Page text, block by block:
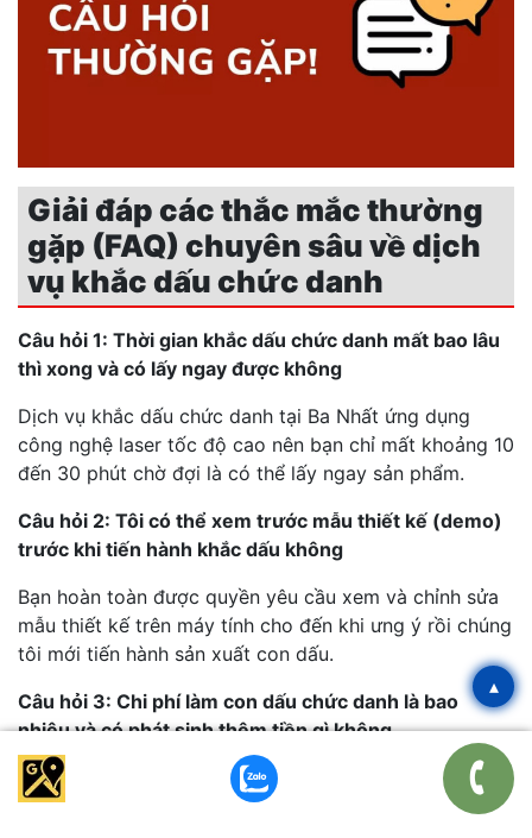
Giải đáp các thắc mắc thường
gặp (FAQ) chuyên sâu về dịch
vụ khắc dấu chức danh
Câu hỏi 1: Thời gian khắc dấu chức danh mất bao lâu
thì xong và có lấy ngay được không
Dịch vụ khắc dấu chức danh tại Ba Nhất ứng dụng
công nghệ laser tốc độ cao nên bạn chỉ mất khoảng 10
đến 30 phút chờ đợi là có thể lấy ngay sản phẩm.
Câu hỏi 2: Tôi có thể xem trước mẫu thiết kế (demo)
trước khi tiến hành khắc dấu không
Bạn hoàn toàn được quyền yêu cầu xem và chỉnh sửa
mẫu thiết kế trên máy tính cho đến khi ưng ý rồi chúng
tôi mới tiến hành sản xuất con dấu.
Câu hỏi 3: Chi phí làm con dấu chức danh là bao
nhiêu và có phát sinh thêm tiền gì không
Giá làm con dấu chức danh dao động tùy theo loại cán
và kích thước nhưng chúng tôi cam kết báo giá trọn
▴